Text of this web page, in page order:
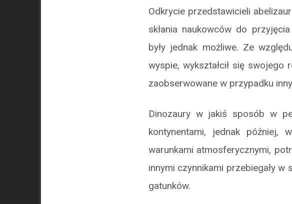
Odkrycie przedstawicieli
skłania naukowców do
były jednak możliwe. Ze
wyspie, wykształcił się swojego
zaobserwowane w przypadku
Dinozaury w jakiś sposób w
kontynentami, jednak później,
warunkami atmosferycznymi,
innymi czynnikami przebiegały
gatunków.